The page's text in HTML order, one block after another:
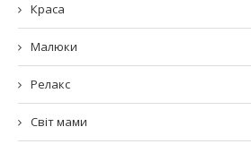
Краса
Малюки
Релакс
Світ мами